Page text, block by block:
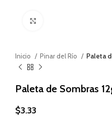
Inicio Pinar del Río Paleta
Paleta de Sombras
$3.33